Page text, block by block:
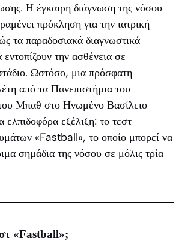
Η έγκαιρη διάγνωση της νόσου
πρόκληση για την ιατρική
τα παραδοσιακά διαγνωστικά
την ασθένεια σε
Ωστόσο, μια πρόσφατη
από τα Πανεπιστήμια του
Μπαθ στο Ηνωμένο Βασίλειο
ελπιδοφόρα εξέλιξη: το τεστ
«Fastball», το οποίο μπορεί να
σημάδια της νόσου σε μόλις τρία
«Fastball»;